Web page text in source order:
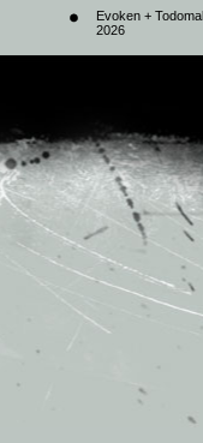
Evoken +
2026